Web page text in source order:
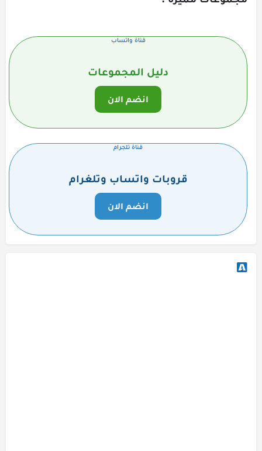
قناة واتساب
دليل المجموعات
انضم الان
قناة تلجرام
قروبات واتساب وتلغرام
انضم الان